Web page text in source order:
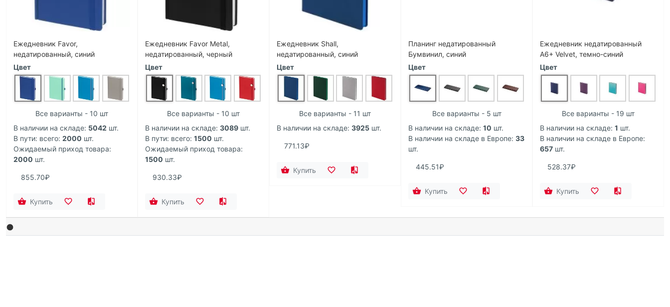
Ежедневник Favor,
недатированный, синий
Цвет
Все варианты - 10 шт
В наличии на складе: 5042 шт.
В пути: всего: 2000 шт.
Ожидаемый приход товара:
2000 шт.
855.70₽
Купить
Ежедневник Favor Metal,
недатированный, черный
Цвет
Все варианты - 10 шт
В наличии на складе: 3089 шт.
В пути: всего: 1500 шт.
Ожидаемый приход товара:
1500 шт.
930.33₽
Купить
Ежедневник Shall,
недатированный, синий
Цвет
Все варианты - 11 шт
В наличии на складе: 3925 шт.
771.13₽
Купить
Планинг недатированный
Бумвинил, синий
Цвет
Все варианты - 5 шт
В наличии на складе: 10 шт.
В наличии на складе в Европе: 33
шт.
445.51₽
Купить
Ежедневник недатированный
А6+ Velvet, темно-синий
Цвет
Все варианты - 19 шт
В наличии на складе: 1 шт.
В наличии на складе в Европе:
657 шт.
528.37₽
Купить